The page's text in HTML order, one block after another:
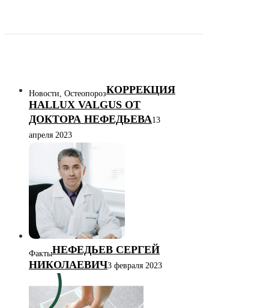
Новости, ОстеопорозКОРРЕКЦИЯ
HALLUX VALGUS ОТ
ДОКТОРА НЕФЕДЬЕВА13
апреля 2023
ФактыНЕФЕДЬЕВ СЕРГЕЙ
НИКОЛАЕВИЧ3 февраля 2023